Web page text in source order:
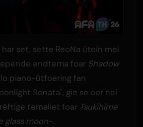
set, sette ReoNa útein mei
endtema foar Shadow
piano-útfoering fan
Sonata", gie se oer nei
temaliet foar Tsukihime
glass moon-.